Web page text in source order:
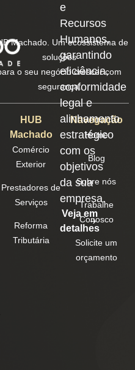
e
Recursos
Humanos,
garantindo
eficiência,
conformidade
legal e
alinhamento
estratégico
com os
objetivos
da sua
empresa.
Veja em
detalhes
Machado. Um ecossistema de
soluções
o seu negócio crescer com
segurança.
HUB
Machado
Comércio
Exterior
Prestadores de
Serviços
Reforma
Tributária
Navegação
Home
Blog
Sobre nós
Trabalhe
Conosco
Solicite um
orçamento